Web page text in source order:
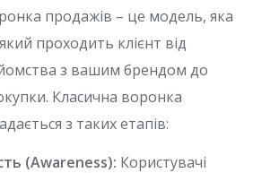
продажів – це модель, яка
проходить клієнт від
з вашим брендом до
Класична воронка
з таких етапів:
(Awareness): Користувачі